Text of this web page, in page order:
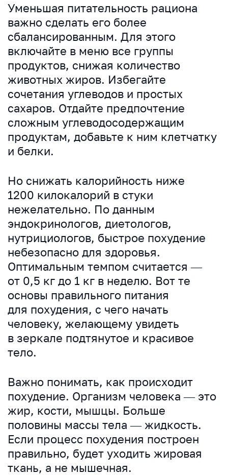
Уменьшая питательность рациона
важно сделать его более
сбалансированным. Для этого
включайте в меню все группы
продуктов, снижая количество
животных жиров. Избегайте
сочетания углеводов и простых
сахаров. Отдайте предпочтение
сложным углеводосодержащим
продуктам, добавьте к ним клетчатку
и белки.
Но снижать калорийность ниже
1200 килокалорий в стуки
нежелательно. По данным
эндокринологов, диетологов,
нутрициологов, быстрое похудение
небезопасно для здоровья.
Оптимальным темпом считается —
от 0,5 кг до 1 кг в неделю. Вот те
основы правильного питания
для похудения, с чего начать
человеку, желающему увидеть
в зеркале подтянутое и красивое
тело.
Важно понимать, как происходит
похудение. Организм человека — это
жир, кости, мышцы. Больше
половины массы тела — жидкость.
Если процесс похудения построен
правильно, будет уходить жировая
ткань, а не мышечная.